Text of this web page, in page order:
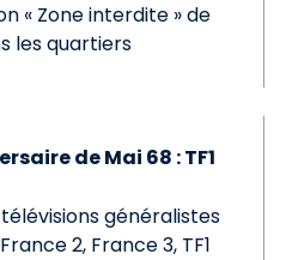
« Zone interdite » de
les quartiers
de Mai 68 : TF1
généralistes
2, France 3, TF1